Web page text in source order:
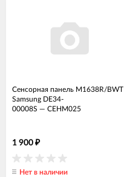
Сенсорная панель M1638R/BWT
Samsung DE34-
00008S — СЕНМ025
1 900 ₽
Нет в наличии